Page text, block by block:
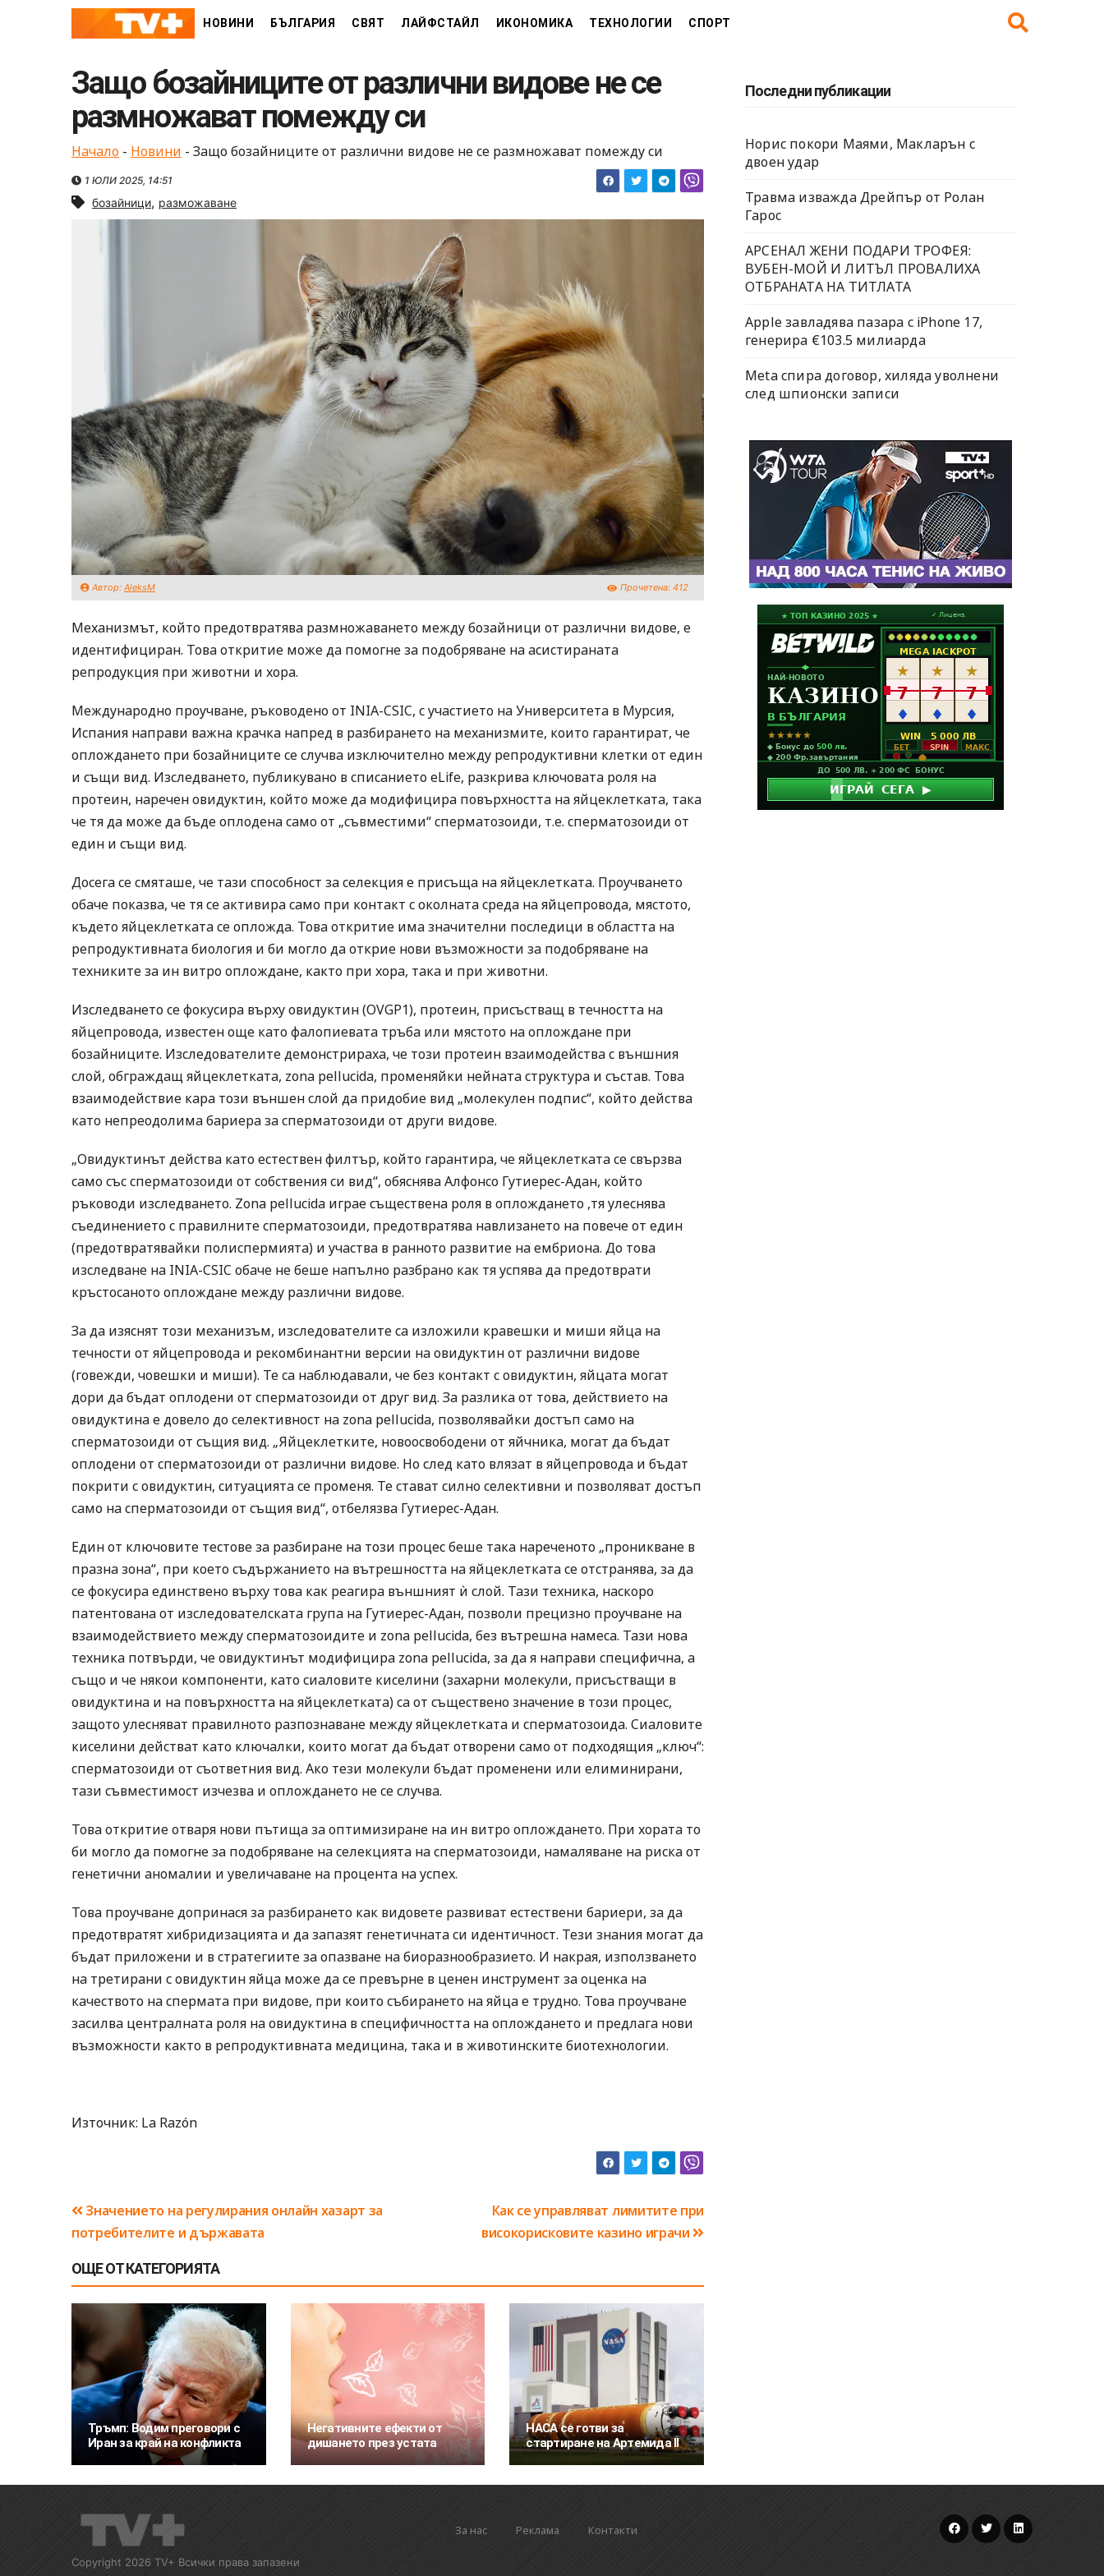
НОВИНИ БЪЛГАРИЯ СВЯТ ЛАЙФСТАЙЛ ИКОНОМИКА ТЕХНОЛОГИИ СПОРТ
Защо бозайниците от различни видове не се
размножават помежду си
Начало - Новини - Защо бозайниците от различни видове не се размножават помежду си
1 ЮЛИ 2025, 14:51
бозайници, разможаване
Автор: AleksM Прочетена: 412
Механизмът, който предотвратява размножаването между бозайници от различни видове, е
идентифициран. Това откритие може да помогне за подобряване на асистираната
репродукция при животни и хора.
Международно проучване, ръководено от INIA-CSIC, с участието на Университета в Мурсия,
Испания направи важна крачка напред в разбирането на механизмите, които гарантират, че
оплождането при бозайниците се случва изключително между репродуктивни клетки от един
и същи вид. Изследването, публикувано в списанието eLife, разкрива ключовата роля на
протеин, наречен овидуктин, който може да модифицира повърхността на яйцеклетката, така
че тя да може да бъде оплодена само от „съвместими“ сперматозоиди, т.е. сперматозоиди от
един и същи вид.
Досега се смяташе, че тази способност за селекция е присъща на яйцеклетката. Проучването
обаче показва, че тя се активира само при контакт с околната среда на яйцепровода, мястото,
където яйцеклетката се опложда. Това откритие има значителни последици в областта на
репродуктивната биология и би могло да открие нови възможности за подобряване на
техниките за ин витро оплождане, както при хора, така и при животни.
Изследването се фокусира върху овидуктин (OVGP1), протеин, присъстващ в течността на
яйцепровода, известен още като фалопиевата тръба или мястото на оплождане при
бозайниците. Изследователите демонстрираха, че този протеин взаимодейства с външния
слой, обграждащ яйцеклетката, zona pellucida, променяйки нейната структура и състав. Това
взаимодействие кара този външен слой да придобие вид „молекулен подпис“, който действа
като непреодолима бариера за сперматозоиди от други видове.
„Овидуктинът действа като естествен филтър, който гарантира, че яйцеклетката се свързва
само със сперматозоиди от собствения си вид“, обяснява Алфонсо Гутиерес-Адан, който
ръководи изследването. Zona pellucida играе съществена роля в оплождането ,тя улеснява
съединението с правилните сперматозоиди, предотвратява навлизането на повече от един
(предотвратявайки полиспермията) и участва в ранното развитие на ембриона. До това
изследване на INIA-CSIC обаче не беше напълно разбрано как тя успява да предотврати
кръстосаното оплождане между различни видове.
За да изяснят този механизъм, изследователите са изложили кравешки и миши яйца на
течности от яйцепровода и рекомбинантни версии на овидуктин от различни видове
(говежди, човешки и миши). Те са наблюдавали, че без контакт с овидуктин, яйцата могат
дори да бъдат оплодени от сперматозоиди от друг вид. За разлика от това, действието на
овидуктина е довело до селективност на zona pellucida, позволявайки достъп само на
сперматозоиди от същия вид. „Яйцеклетките, новоосвободени от яйчника, могат да бъдат
оплодени от сперматозоиди от различни видове. Но след като влязат в яйцепровода и бъдат
покрити с овидуктин, ситуацията се променя. Те стават силно селективни и позволяват достъп
само на сперматозоиди от същия вид“, отбелязва Гутиерес-Адан.
Един от ключовите тестове за разбиране на този процес беше така нареченото „проникване в
празна зона“, при което съдържанието на вътрешността на яйцеклетката се отстранява, за да
се фокусира единствено върху това как реагира външният ѝ слой. Тази техника, наскоро
патентована от изследователската група на Гутиерес-Адан, позволи прецизно проучване на
взаимодействието между сперматозоидите и zona pellucida, без вътрешна намеса. Тази нова
техника потвърди, че овидуктинът модифицира zona pellucida, за да я направи специфична, а
също и че някои компоненти, като сиаловите киселини (захарни молекули, присъстващи в
овидуктина и на повърхността на яйцеклетката) са от съществено значение в този процес,
защото улесняват правилното разпознаване между яйцеклетката и сперматозоида. Сиаловите
киселини действат като ключалки, които могат да бъдат отворени само от подходящия „ключ“:
сперматозоиди от съответния вид. Ако тези молекули бъдат променени или елиминирани,
тази съвместимост изчезва и оплождането не се случва.
Това откритие отваря нови пътища за оптимизиране на ин витро оплождането. При хората то
би могло да помогне за подобряване на селекцията на сперматозоиди, намаляване на риска от
генетични аномалии и увеличаване на процента на успех.
Това проучване допринася за разбирането как видовете развиват естествени бариери, за да
предотвратят хибридизацията и да запазят генетичната си идентичност. Тези знания могат да
бъдат приложени и в стратегиите за опазване на биоразнообразието. И накрая, използването
на третирани с овидуктин яйца може да се превърне в ценен инструмент за оценка на
качеството на спермата при видове, при които събирането на яйца е трудно. Това проучване
засилва централната роля на овидуктина в специфичността на оплождането и предлага нови
възможности както в репродуктивната медицина, така и в животинските биотехнологии.
Източник: La Razón
Навигация
Как се управляват лимитите при
високорисковите казино играчи
Значението на регулирания онлайн хазарт за
потребителите и държавата
ОЩЕ ОТ КАТЕГОРИЯТА
Тръмп: Водим преговори с
Иран за край на конфликта
Негативните ефекти от
дишането през устата
НАСА се готви за
стартиране на Артемида II
Последни публикации
Норис покори Маями, Макларън с
двоен удар
Травма изважда Дрейпър от Ролан
Гарос
АРСЕНАЛ ЖЕНИ ПОДАРИ ТРОФЕЯ:
ВУБЕН-МОЙ И ЛИТЪЛ ПРОВАЛИХА
ОТБРАНАТА НА ТИТЛАТА
Apple завладява пазара с iPhone 17,
генерира €103.5 милиарда
Meta спира договор, хиляда уволнени
след шпионски записи
За нас Реклама Контакти
Copyright 2026 TV+ Всички права запазени